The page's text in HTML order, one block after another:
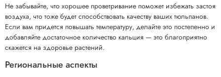
Не забывайте, что хорошее проветривание поможет избежать застоя
воздуха, что тоже будет способствовать качеству ваших тюльпанов.
Если вам придется повышать температуру, делайте это постепенно и
добавляйте достаточное количество кальция — это благоприятно
скажется на здоровье растений.
Региональные аспекты